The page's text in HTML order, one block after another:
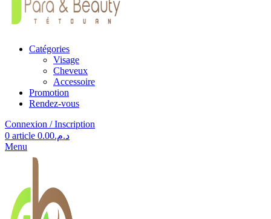
Catégories
Visage
Cheveux
Accessoire
Promotion
Rendez-vous
Connexion / Inscription
0 article د.م.0.00
Menu